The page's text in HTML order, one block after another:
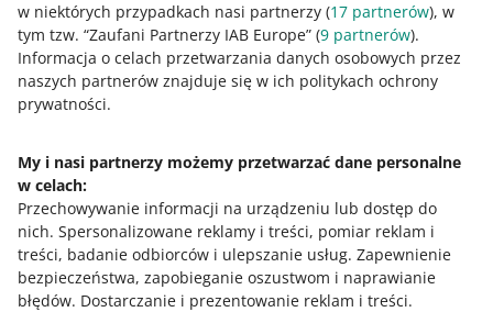
w niektórych przypadkach nasi partnerzy (17 partnerów), w
tym tzw. “Zaufani Partnerzy IAB Europe” (9 partnerów).
Informacja o celach przetwarzania danych osobowych przez
naszych partnerów znajduje się w ich politykach ochrony
prywatności.
My i nasi partnerzy możemy przetwarzać dane personalne
w celach:
Przechowywanie informacji na urządzeniu lub dostęp do
nich. Spersonalizowane reklamy i treści, pomiar reklam i
treści, badanie odbiorców i ulepszanie usług. Zapewnienie
bezpieczeństwa, zapobieganie oszustwom i naprawianie
błędów. Dostarczanie i prezentowanie reklam i treści.
DHL Parcel podejmuje maksymalnie dwie próby
doręczenia przesyłki do kupującego. Pierwszą i drugą
próbę doręczenia uwzględniamy w cenach
podstawowych i nie wymagamy dodatkowej opłaty.
Czy kupujący powinien sprawdzić stan
opakowania w obecności kierowcy?
Tak. Jeśli opakowanie zewnętrzne jest uszkodzone,
kupujący podczas dostawy powinien poprosić kuriera o
Czy kupujący może zapłacić za przesyłkę przy
odbiorze?
Tak, możliwa jest płatność gotówką przy odbiorze
przesyłki.
Potrzebujesz pomocy?
Skontaktuj się z nami